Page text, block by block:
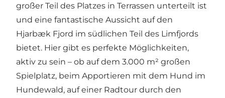
großer Teil des Platzes in Terrassen unterteilt ist
und eine fantastische Aussicht auf den
Hjarbæk Fjord im südlichen Teil des Limfjords
bietet. Hier gibt es perfekte Möglichkeiten,
aktiv zu sein – ob auf dem 3.000 m² großen
Spielplatz, beim Apportieren mit dem Hund im
Hundewald, auf einer Radtour durch den